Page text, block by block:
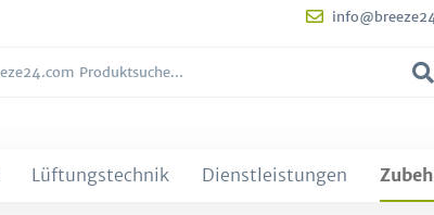
Lüftungstechnik Dienstleistungen